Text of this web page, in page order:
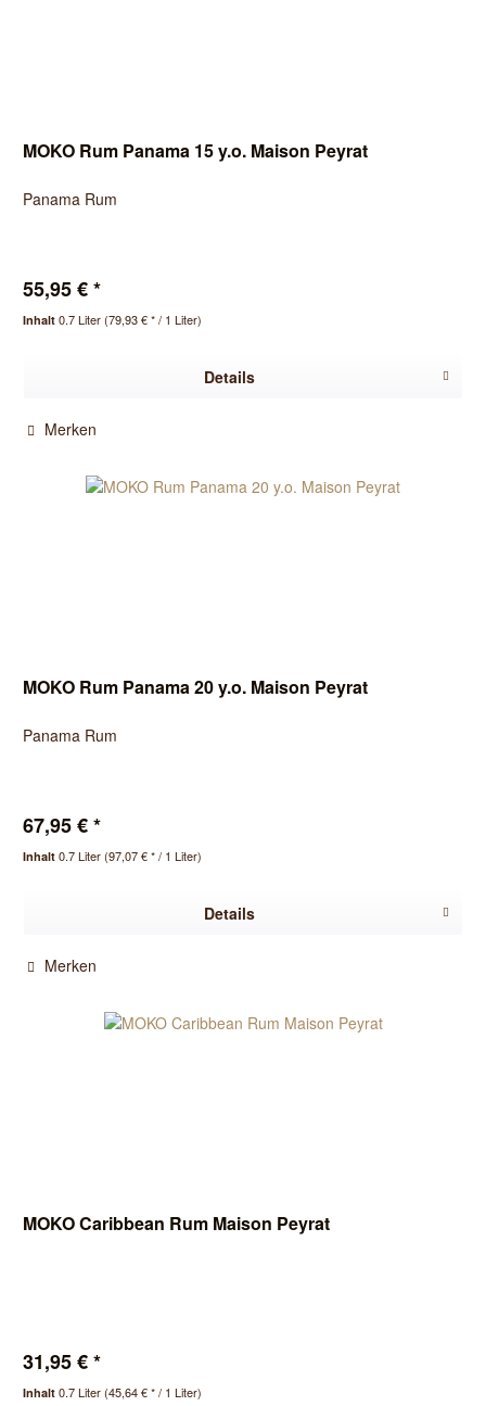
MOKO Rum Panama 15 y.o. Maison Peyrat
Panama Rum
55,95 € *
Inhalt0.7 Liter(79,93 € * / 1 Liter)
Details
Merken
MOKO Rum Panama 20 y.o. Maison Peyrat
Panama Rum
67,95 € *
Inhalt0.7 Liter(97,07 € * / 1 Liter)
Details
Merken
MOKO Caribbean Rum Maison Peyrat
31,95 € *
Inhalt0.7 Liter(45,64 € * / 1 Liter)